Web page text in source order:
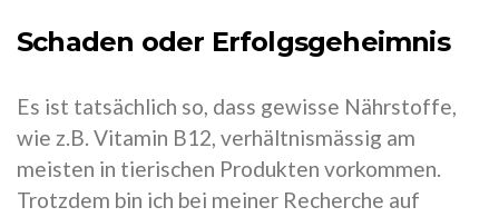
Schaden oder Erfolgsgeheimnis
Es ist tatsächlich so, dass gewisse Nährstoffe,
wie z.B. Vitamin B12, verhältnismässig am
meisten in tierischen Produkten vorkommen.
Trotzdem bin ich bei meiner Recherche auf